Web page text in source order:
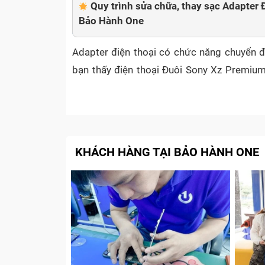
Quy trình sửa chữa, thay sạc
Bảo Hành One
Adapter điện thoại có chức năng chuyển
bạn thấy điện thoại Đuôi Sony Xz
điều đầu tiên hãy kiểm tra thử Adapter
nguyên nhân và khi nào cần thay sạc
Dấu hiệu nào chỉ rõ bạn cần
Premium/ G8141/ G8142/ So-
Adapter điện thoại được hiểu đơn giản là
thoại Đuôi Sony Xz Premium/ G8141/
Sạc điện thoại Đuôi Sony Xz
điện thoại không có vấn đề gì. Lúc
KHÁCH HÀNG TẠI BẢO HÀNH ONE